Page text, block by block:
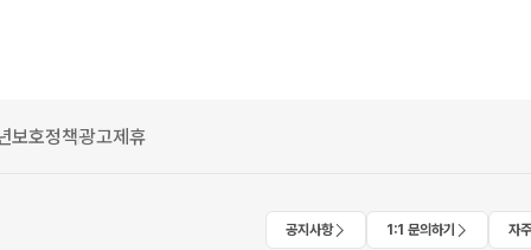
보호정책광고제휴
공지사항 1:1 문의하기 자